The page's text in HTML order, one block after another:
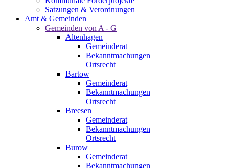
Satzungen & Verordnungen
Amt & Gemeinden
Gemeinden von A - G
Altenhagen
Gemeinderat
Bekanntmachungen
Ortsrecht
Bartow
Gemeinderat
Bekanntmachungen
Ortsrecht
Breesen
Gemeinderat
Bekanntmachungen
Ortsrecht
Burow
Gemeinderat
Bekanntmachungen